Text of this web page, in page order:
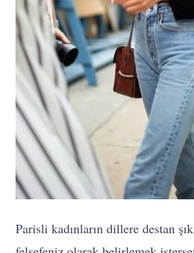
Parisli kadınların dillere destan